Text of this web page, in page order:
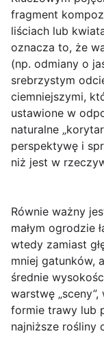
fragment
liściach lub
oznacza to, że
(np. odmiany o
srebrzystym
ciemniejszymi,
ustawione w
naturalne
perspektywę i
niż jest w
Równie ważny
małym ogrodzie
wtedy zamiast
mniej gatunków,
średnie
warstwę
formie trawy lub
najniższe rośliny